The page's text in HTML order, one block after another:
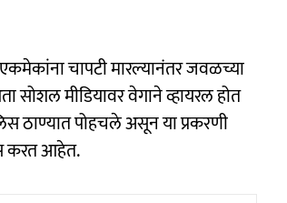
चापटी मारल्यानंतर जवळच्या
सोशल मीडियावर वेगाने व्हायरल होत
ठाण्यात पोहचले असून या प्रकरणी
करत आहेत.